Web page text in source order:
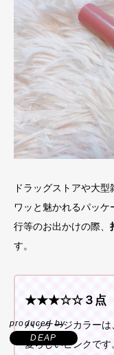
produced by
DEAP
ドラッグストアや大
ワッと魅かれるパッ
行等のお出かけの際、
す。
★★★☆☆３点
パッケージカラー
愛らしいピンクです